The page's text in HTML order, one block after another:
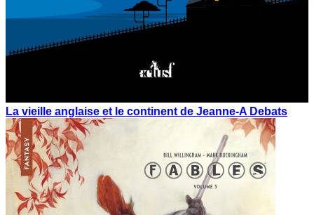
La vieille anglaise et le continent de Jeanne-A Debats